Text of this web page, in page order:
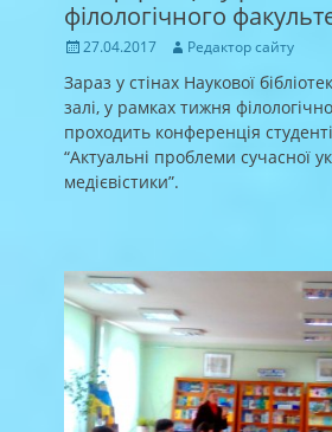
філологічного
Posted
27.04.2017 Author
Редактор сайту
Зараз у стінах Наукової
залі, у рамках тижня
проходить конференція
“Актуальні проблеми сучасної
медієвістики”.